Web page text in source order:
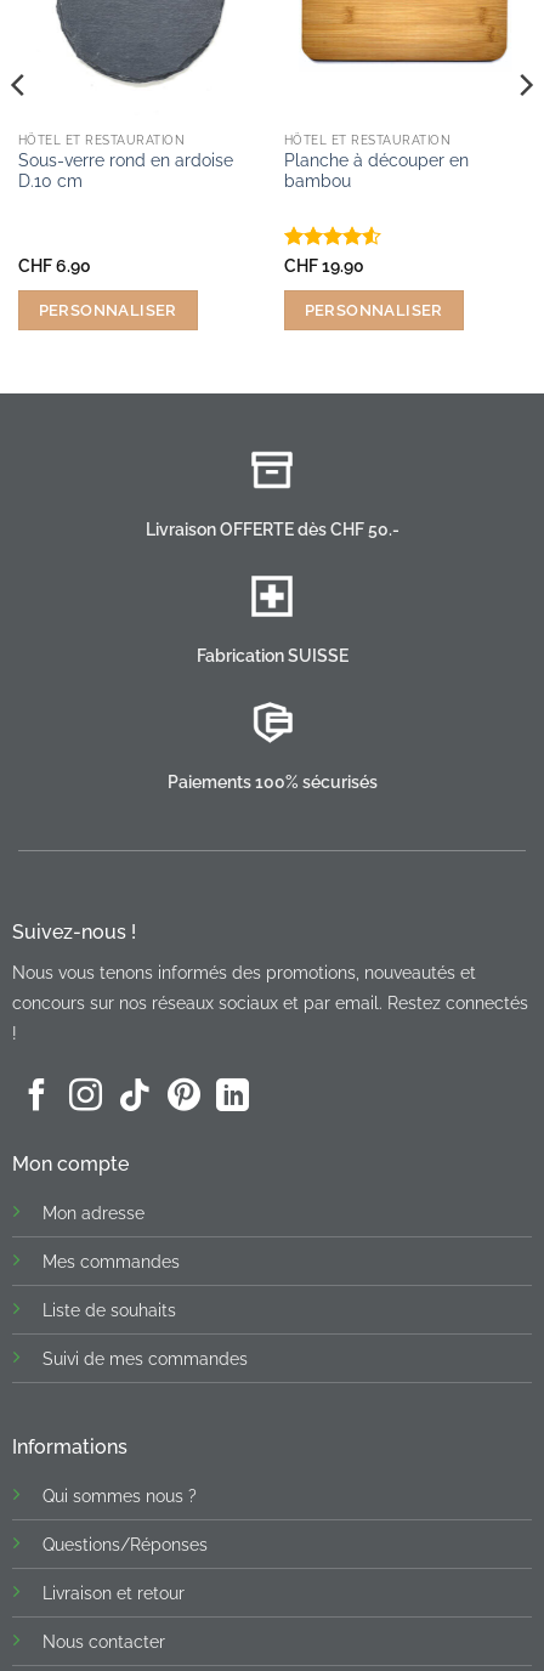
HÔTEL ET RESTAURATION
Sous-verre rond en ardoise
D.10 cm
CHF6.90
PERSONNALISER
HÔTEL ET RESTAURATION
Planche à découper en
bambou
Note4.5
CHF19.90
PERSONNALISER
Livraison OFFERTE dès CHF 50.-
Fabrication SUISSE
Paiements 100% sécurisés
Suivez-nous !
Nous vous tenons informés des promotions, nouveautés et
concours sur nos réseaux sociaux et par email. Restez connectés
!
Mon compte
Mon adresse
Mes commandes
Liste de souhaits
Suivi de mes commandes
Informations
Qui sommes nous ?
Questions/Réponses
Livraison et retour
Nous contacter